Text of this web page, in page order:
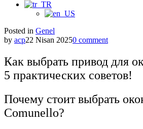
Posted in Genel
by acp22 Nisan 20250 comment
Как выбрать привод для
5 практических советов!
Почему стоит выбрать
Comunello?